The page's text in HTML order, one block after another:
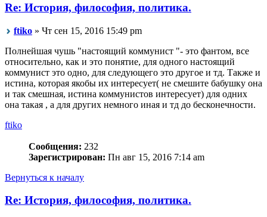
Re: История, философия, политика.
ftiko » Чт сен 15, 2016 15:49 pm
Полнейшая чушь "настоящий коммунист "- это фантом, все
относительно, как и это понятие, для одного настоящий
коммунист это одно, для следующего это другое и тд. Также и
истина, которая якобы их интересует( не смешите бабушку она
и так смешная, истина коммунистов интересует) для одних
она такая , а для других немного иная и тд до бесконечности.
ftiko
Сообщения: 232
Зарегистрирован: Пн авг 15, 2016 7:14 am
Вернуться к началу
Re: История, философия, политика.